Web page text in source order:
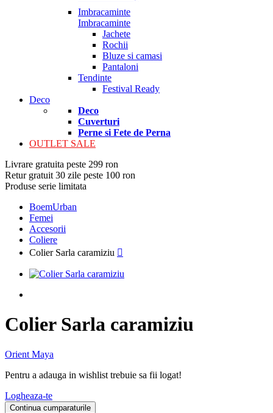
Imbracaminte
Imbracaminte
Jachete
Rochii
Bluze si camasi
Pantaloni
Tendinte
Festival Ready
Deco
Deco
Cuverturi
Perne si Fete de Perna
OUTLET SALE
Livrare gratuita peste 299 ron
Retur gratuit 30 zile peste 100 ron
Produse serie limitata
BoemUrban
Femei
Accesorii
Coliere
Colier Sarla caramiziu 
Colier Sarla caramiziu
Orient Maya
Pentru a adauga in wishlist trebuie sa fii logat!
Logheaza-te
Continua cumparaturile